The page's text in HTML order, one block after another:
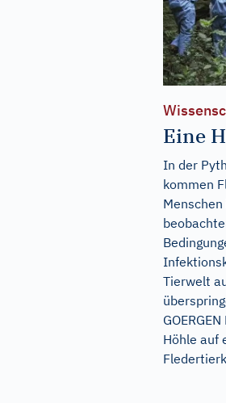
Eine
In der
kommen
Tierwelt
Höhle auf